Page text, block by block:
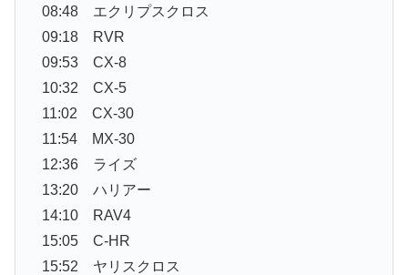
08:48 エクリプスクロス
09:18 RVR
09:53 CX-8
10:32 CX-5
11:02 CX-30
11:54 MX-30
12:36 ライズ
13:20 ハリアー
14:10 RAV4
15:05 C-HR
15:52 ヤリスクロス